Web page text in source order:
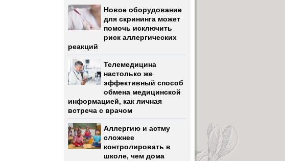
Новое оборудование
для скрининга может
помочь исключить
риск аллергических
реакций
Телемедицина
настолько же
эффективный способ
обмена медицинской
информацией, как личная
встреча с врачом
Аллергию и астму
сложнее
контролировать в
школе, чем дома